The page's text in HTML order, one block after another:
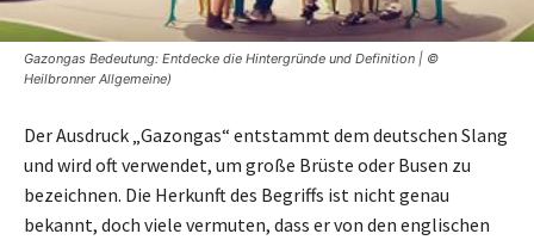
Gazongas Bedeutung: Entdecke die Hintergründe und Definition | ©
Heilbronner Allgemeine)
Der Ausdruck „Gazongas“ entstammt dem deutschen Slang
und wird oft verwendet, um große Brüste oder Busen zu
bezeichnen. Die Herkunft des Begriffs ist nicht genau
bekannt, doch viele vermuten, dass er von den englischen